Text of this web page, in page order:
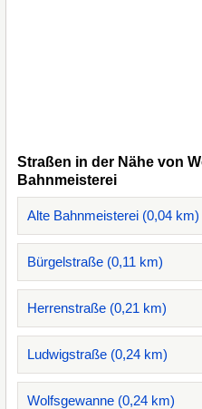
Straßen in der Nähe von
Bahnmeisterei
Alte Bahnmeisterei (0,04 km)
Bürgelstraße (0,11 km)
Herrenstraße (0,21 km)
Ludwigstraße (0,24 km)
Wolfsgewanne (0,24 km)